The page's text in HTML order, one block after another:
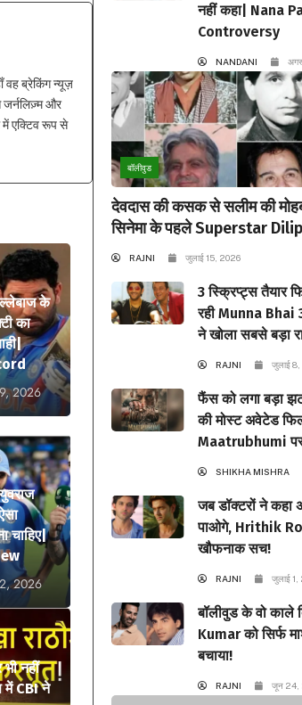
वह ब्रेकिंग न्यूज़
जर्नलिज़्म और
में एक्टिव रूप से
के
का
2026
चाहिए|
2026
नहीं
में CBI ने
नहीं कहा| Nana
Controversy
NANDANI
बॉलीवुड
देवदास की कसक से सलीम की
सिनेमा के पहले Superstar
RAJNI जुलाई 15, 2026
3 स्क्रिप्ट्स तैयार
रही Munna Bhai
ने खोला सबसे बड़ा
RAJNI जुलाई
फैंस को लगा बड़ा
की मोस्ट अवेटेड
Maatrubhumi
SHIKHA MISHRA
जब डॉक्टरों ने कहा
पाओगे, Hrithik
खौफनाक सच!
RAJNI जुलाई 1,
बॉलीवुड के वो काले
Kumar को सिर्फ
बचाया!
RAJNI जून 24,